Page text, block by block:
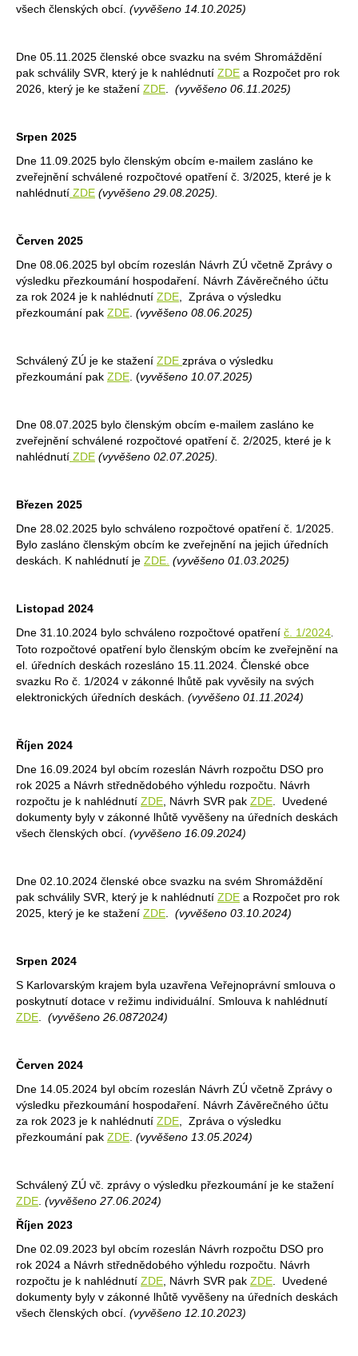
všech členských obcí. (vyvěšeno 14.10.2025)
Dne 05.11.2025 členské obce svazku na svém Shromáždění
pak schválily SVR, který je k nahlédnutí ZDE a Rozpočet pro rok
2026, který je ke stažení ZDE (vyvěšeno 06.11.2025)
Srpen 2025
Dne 11.09.2025 bylo členským obcím e-mailem zasláno ke
zveřejnění schválené rozpočtové opatření č. 3/2025, které je k
nahlédnutí ZDE (vyvěšeno 29.08.2025).
Červen 2025
Dne 08.06.2025 byl obcím rozeslán Návrh ZÚ včetně Zprávy o
výsledku přezkoumání hospodaření. Návrh Závěrečného účtu
za rok 2024 je k nahlédnutí ZDE , Zpráva o výsledku
přezkoumání pak ZDE (vyvěšeno 08.06.2025)
Schválený ZÚ je ke stažení ZDE zpráva o výsledku
přezkoumání pak ZDE . (vyvěšeno 10.07.2025)
Dne 08.07.2025 bylo členským obcím e-mailem zasláno ke
zveřejnění schválené rozpočtové opatření č. 2/2025, které je k
nahlédnutí ZDE (vyvěšeno 02.07.2025).
Březen 2025
Dne 28.02.2025 bylo schváleno rozpočtové opatření č. 1/2025.
Bylo zasláno členským obcím ke zveřejnění na jejich úředních
deskách. K nahlédnutí je ZDE. (vyvěšeno 01.03.2025)
Listopad 2024
Dne 31.10.2024 bylo schváleno rozpočtové opatření č. 1/2024
Toto rozpočtové opatření bylo členským obcím ke zveřejnění na
el. úředních deskách rozesláno 15.11.2024. Členské obce
svazku Ro č. 1/2024 v zákonné lhůtě pak vyvěsily na svých
elektronických úředních deskách. (vyvěšeno 01.11.2024)
Říjen 2024
Dne 16.09.2024 byl obcím rozeslán Návrh rozpočtu DSO pro
rok 2025 a Návrh střednědobého výhledu rozpočtu. Návrh
rozpočtu je k nahlédnutí ZDE , Návrh SVR pak ZDE . Uvedené
dokumenty byly v zákonné lhůtě vyvěšeny na úředních deskách
všech členských obcí. (vyvěšeno 16.09.2024)
Dne 02.10.2024 členské obce svazku na svém Shromáždění
pak schválily SVR, který je k nahlédnutí ZDE a Rozpočet pro rok
2025, který je ke stažení ZDE (vyvěšeno 03.10.2024)
Srpen 2024
S Karlovarským krajem byla uzavřena Veřejnoprávní smlouva o
poskytnutí dotace v režimu individuální. Smlouva k nahlédnutí
ZDE
(vyvěšeno 26.0872024)
Červen 2024
Dne 14.05.2024 byl obcím rozeslán Návrh ZÚ včetně Zprávy o
výsledku přezkoumání hospodaření. Návrh Závěrečného účtu
za rok 2023 je k nahlédnutí ZDE , Zpráva o výsledku
přezkoumání pak ZDE (vyvěšeno 13.05.2024)
Schválený ZÚ vč. zprávy o výsledku přezkoumání je ke stažení
ZDE (vyvěšeno 27.06.2024)
Říjen 2023
Dne 02.09.2023 byl obcím rozeslán Návrh rozpočtu DSO pro
rok 2024 a Návrh střednědobého výhledu rozpočtu. Návrh
rozpočtu je k nahlédnutí ZDE , Návrh SVR pak ZDE . Uvedené
dokumenty byly v zákonné lhůtě vyvěšeny na úředních deskách
všech členských obcí. (vyvěšeno 12.10.2023)